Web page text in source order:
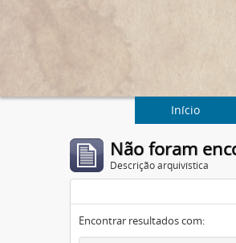
Início
Não foram
Descrição arquivística
Encontrar resultados com: